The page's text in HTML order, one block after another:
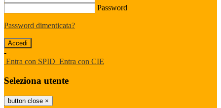
Password
Password dimenticata?
-
Entra con SPID Entra con CIE
Seleziona utente
button close ×